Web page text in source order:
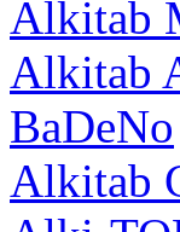
Alkitab
Alkitab
BaDeNo
Alkitab